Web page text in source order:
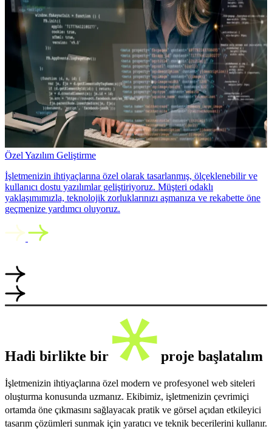
Özel Yazılım Geliştirme
İşletmenizin ihtiyaçlarına özel olarak tasarlanmış, ölçeklenebilir ve
kullanıcı dostu yazılımlar geliştiriyoruz. Müşteri odaklı
yaklaşımımızla, teknolojik zorluklarınızı aşmanıza ve rekabette öne
geçmenize yardımcı oluyoruz.
Hadi birlikte bir proje başlatalım
İşletmenizin ihtiyaçlarına özel modern ve profesyonel web siteleri
oluşturma konusunda uzmanız. Ekibimiz, işletmenizin çevrimiçi
ortamda öne çıkmasını sağlayacak pratik ve görsel açıdan etkileyici
tasarım çözümleri sunmak için yaratıcı ve teknik becerilerini kullanır.